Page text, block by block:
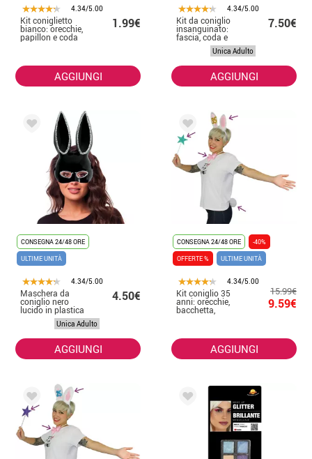
4.34/5.00
Kit coniglietto
bianco: orecchie,
papillon e coda
1.99€
AGGIUNGI
4.34/5.00
Kit da coniglio
insanguinato:
fascia, coda e
guanti
7.50€
Unica Adulto
AGGIUNGI
CONSEGNA 24/48 ORE
ULTIME UNITÀ
4.34/5.00
Maschera da
coniglio nero
lucido in plastica
per adulto
4.50€
Unica Adulto
AGGIUNGI
CONSEGNA 24/48 ORE
-40%
OFFERTE %
ULTIME UNITÀ
4.34/5.00
Kit coniglio 35
anni: orecchie,
bacchetta,
papillon e coda
15.99€
9.59€
AGGIUNGI